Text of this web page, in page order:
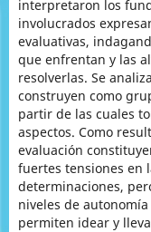
interpretaron los
involucrados
evaluativas,
que enfrentan y las
resolverlas. Se
construyen como
partir de las cuales
aspectos. Como
evaluación
fuertes tensiones en
determinaciones,
niveles de
permiten idear y